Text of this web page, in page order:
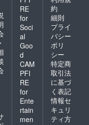
・
RE
for
Soci
al
Goo
d
CAM
PFI
RE
for
Ente
rtain
men
約
細則
プライ
バシー
ポリ
シー
特定商
取引法
に基づ
く表記
情報セ
キュリ
ティ方